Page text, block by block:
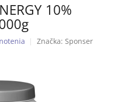
10%
Značka: Sponser